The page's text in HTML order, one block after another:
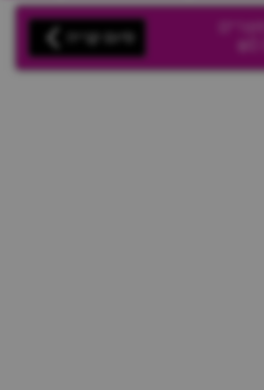
מוצרים
₪ סיום קנייה